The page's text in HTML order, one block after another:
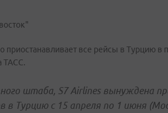
приостанавливает все рейсы в Турцию в
ТАСС.
штаба, S7 Airlines вынуждена
в Турцию с 15 апреля по 1 июня